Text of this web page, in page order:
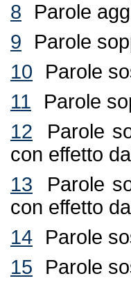
8
Parole
9
Parole
10
Parole
11
Parole
12
Parole
con effetto
13
Parole
con effetto
14
Parole
15
Parole